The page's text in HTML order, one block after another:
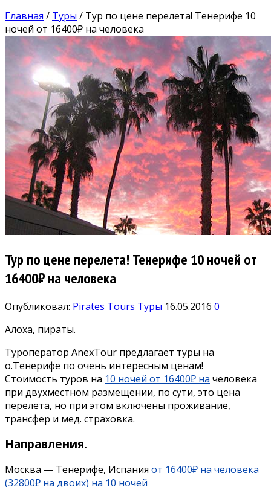
Главная / Туры / Тур по цене перелета! Тенерифе 10
ночей от 16400₽ на человека
Тур по цене перелета! Тенерифе 10 ночей от
16400₽ на человека
Опубликовал: Pirates Tours Туры 16.05.2016 0
Алоха, пираты.
Туроператор AnexTour предлагает туры на
о.Тенерифе по очень интересным ценам!
Стоимость туров на 10 ночей от 16400₽ на человека
при двухместном размещении, по сути, это цена
перелета, но при этом включены проживание,
трансфер и мед. страховка.
Направления.
Москва — Тенерифе, Испания от 16400₽ на человека
(32800₽ на двоих) на 10 ночей